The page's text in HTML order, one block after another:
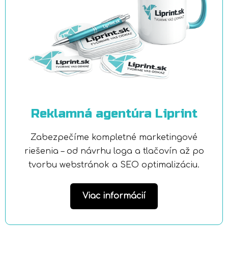
Reklamná agentúra Liprint
Zabezpečíme kompletné marketingové
riešenia – od návrhu loga a tlačovín až po
tvorbu webstránok a SEO optimalizáciu.
Viac informácií